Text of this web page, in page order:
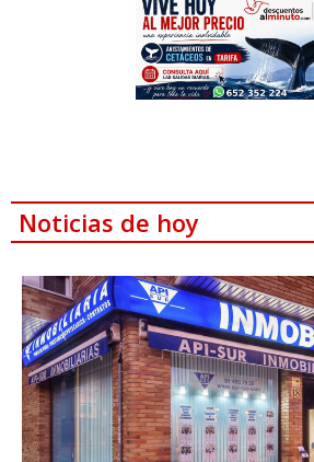
Noticias de hoy